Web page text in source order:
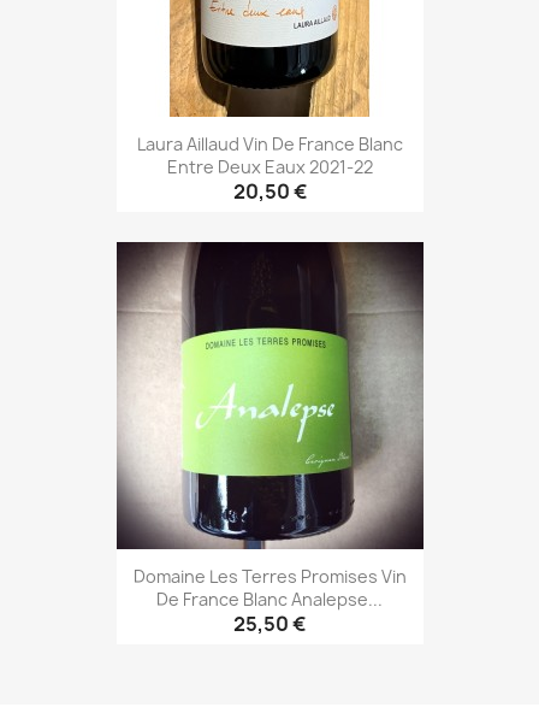
Laura Aillaud Vin De France Blanc
Entre Deux Eaux 2021-22
20,50 €
Domaine Les Terres Promises Vin
De France Blanc Analepse...
25,50 €